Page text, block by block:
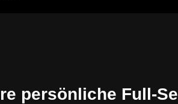
persönliche Full-